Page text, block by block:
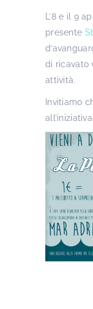
L’8 e il 9
presente
di ricavato
attività.
Invitiamo